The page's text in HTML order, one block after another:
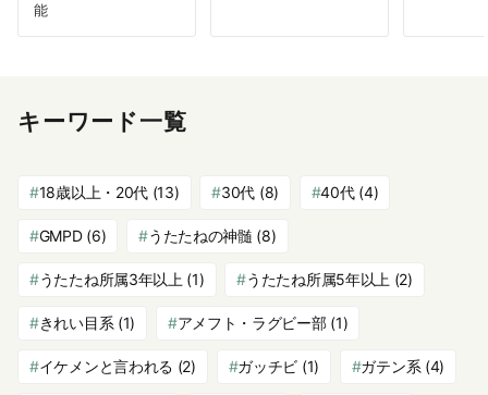
能
キーワード一覧
18歳以上・20代 (13) 30代 (8) 40代(4)
GMPD(6) うたたねの神髄 (8)
うたたね所属3年以上 (1) うたたね所属5年以上 (2)
きれい目系 (1) アメフト・ラグビー部(1)
イケメンと言われる (2) ガッチビ (1) ガテン系 (4)